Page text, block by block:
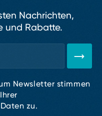
Nachrichten,
und Rabatte.
Newsletter stimmen
zu.